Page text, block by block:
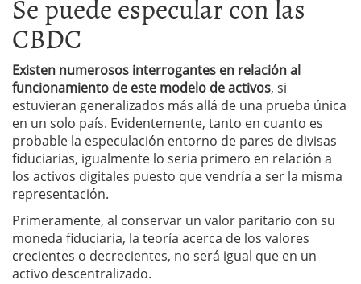
CBDC
Existen numerosos interrogantes en relación al
funcionamiento de este modelo de activos, si
estuvieran generalizados más allá de una prueba única
en un solo país. Evidentemente, tanto en cuanto es
probable la especulación entorno de pares de divisas
fiduciarias, igualmente lo seria primero en relación a
los activos digitales puesto que vendría a ser la misma
representación.
Primeramente, al conservar un valor paritario con su
moneda fiduciaria, la teoría acerca de los valores
crecientes o decrecientes, no será igual que en un
activo descentralizado.